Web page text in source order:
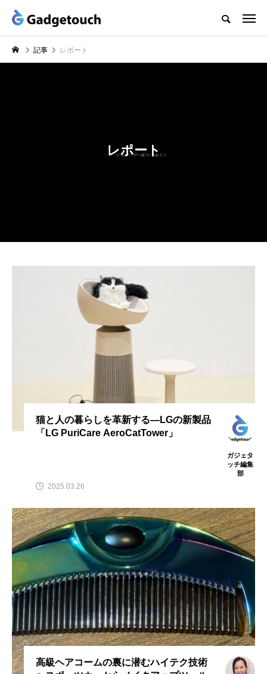
記事 レポート
レポート
猫と人の暮らしを革新する—LGの新製品
「LG PuriCare AeroCatTower」
ガジェタ
ッチ編集
部
2025.03.26
高級ヘアコームの裏に潜むハイテク技術